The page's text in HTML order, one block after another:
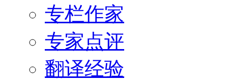
专栏作家
专家点评
翻译经验